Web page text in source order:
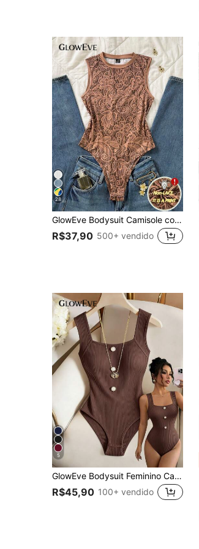
28
GlowEve Bodysuit Camisole com Gola Redonda e Estampa Loral, Confortável para o Dia a Dia, Ajuste Slim e Modelador, Nova Camada Base Feminina de Lazer para o Verão 2026
R$37,90 500+ vendido
5
GlowEve Bodysuit Feminino Casual Versátil de Cor Sólida com Botões para Uso Diário e Passeios
R$45,90 100+ vendido